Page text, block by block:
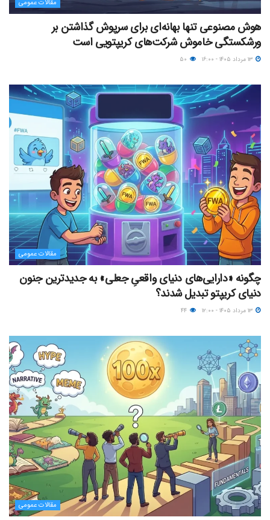
مقالات عمومی
هوش مصنوعی تنها بهانه‌ای برای سرپوش گذاشتن بر
ورشکستگی خاموش شرکت‌های کریپتویی است
مقالات عمومی
چگونه «دارایی‌های دنیای واقعیِ جعلی» به جدیدترین جنون
دنیای کریپتو تبدیل شدند؟
مقالات عمومی